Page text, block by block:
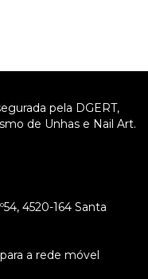
pela DGERT,
de Unhas e Nail Art.
4520-164 Santa
a rede móvel